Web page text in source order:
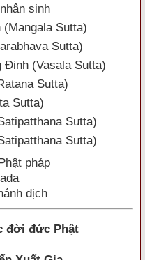
sinh
(Mangala Sutta)
Sutta)
Đinh (Vasala Sutta)
Sutta)
Sutta)
Sutta)
Sutta)
pháp
dịch
đời đức Phật